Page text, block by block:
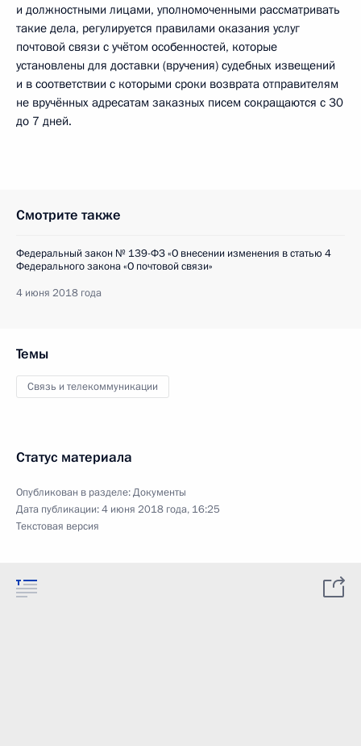
и должностными лицами, уполномоченными рассматривать
такие дела, регулируется правилами оказания услуг
почтовой связи с учётом особенностей, которые
установлены для доставки (вручения) судебных извещений
и в соответствии с которыми сроки возврата отправителям
не вручённых адресатам заказных писем сокращаются с 30
до 7 дней.
Смотрите также
Федеральный закон № 139-ФЗ «О внесении изменения в статью 4
Федерального закона «О почтовой связи»
4 июня 2018 года
Темы
Связь и телекоммуникации
Статус материала
Опубликован в разделе:Документы
Дата публикации:4 июня 2018 года, 16:25
Текстовая версия